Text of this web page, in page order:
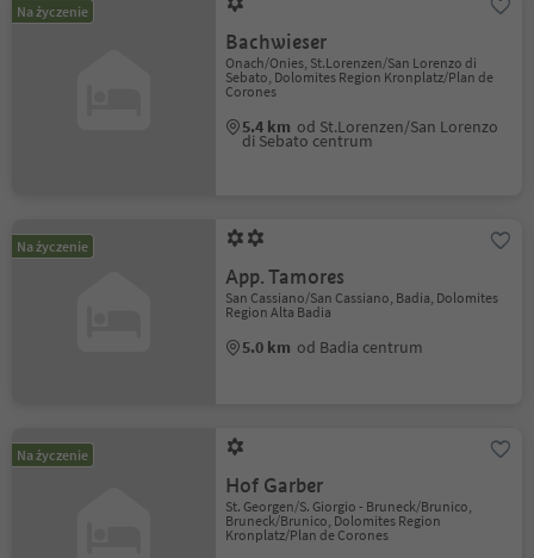
Na życzenie
Bachwieser
Onach/Onies, St.Lorenzen/San Lorenzo di
Sebato, Dolomites Region Kronplatz/Plan de
Corones
5.4 km od St.Lorenzen/San Lorenzo
di Sebato centrum
Na życzenie
App. Tamores
San Cassiano/San Cassiano, Badia, Dolomites
Region Alta Badia
5.0 km od Badia centrum
Na życzenie
Hof Garber
St. Georgen/S. Giorgio - Bruneck/Brunico,
Bruneck/Brunico, Dolomites Region
Kronplatz/Plan de Corones